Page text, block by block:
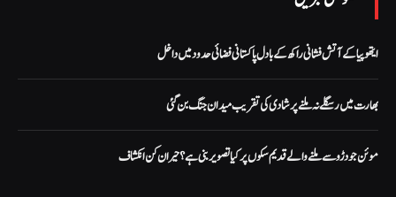
ایتھوپیا کے آتش فشانی راکھ کے بادل پاکستانی فضائی حدود میں داخل
بھارت میں رسگلے نہ ملنے پر شادی کی تقریب میدان جنگ بن گئی
موئن جو دڑو سے ملنے والے قدیم سکوں پر کیا تصویر بنی ہے؟ حیران کن انکشاف